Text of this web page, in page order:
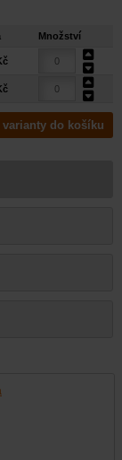
Množství
do košíku